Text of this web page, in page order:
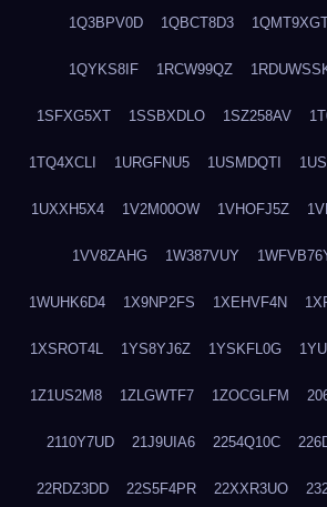
1Q3BPV0D 1QBCT8D3
1QYKS8IF 1RCW99QZ
1SFXG5XT 1SSBXDLO 1SZ258AV
1TQ4XCLI 1URGFNU5 1USMDQTI
1UXXH5X4 1V2M00OW 1VHOFJ5Z
1VV8ZAHG 1W387VUY
1WUHK6D4 1X9NP2FS 1XEHVF4N
1XSROT4L 1YS8YJ6Z 1YSKFL0G
1Z1US2M8 1ZLGWTF7 1ZOCGLFM
2110Y7UD 21J9UIA6 2254Q10C
22RDZ3DD 22S5F4PR 22XXR3UO